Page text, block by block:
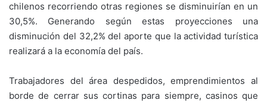
chilenos recorriendo otras regiones se disminuirían en un
30,5%. Generando según estas proyecciones una
disminución del 32,2% del aporte que la actividad turística
realizará a la economía del país.
Trabajadores del área despedidos, emprendimientos al
borde de cerrar sus cortinas para siempre, casinos que